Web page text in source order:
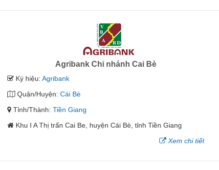
Agribank Chi nhánh Cai Bè
Ký hiệu: Agribank
Quận/Huyện: Cái Bè
Tỉnh/Thành: Tiền Giang
Khu I A Thị trấn Cai Be, huyện Cái Bè, tỉnh Tiền Giang
Xem chi tiết